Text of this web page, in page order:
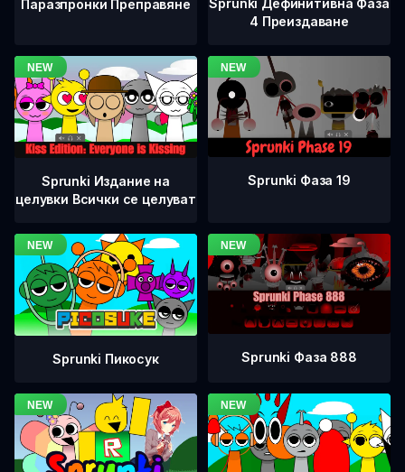
Паразпронки Преправяне
Sprunki Дефинитивна Фаза
4 Преиздаване
Sprunki Издание на
целувки Всички се целуват
Sprunki Фаза 19
Sprunki Пикосук Sprunki Фаза 888